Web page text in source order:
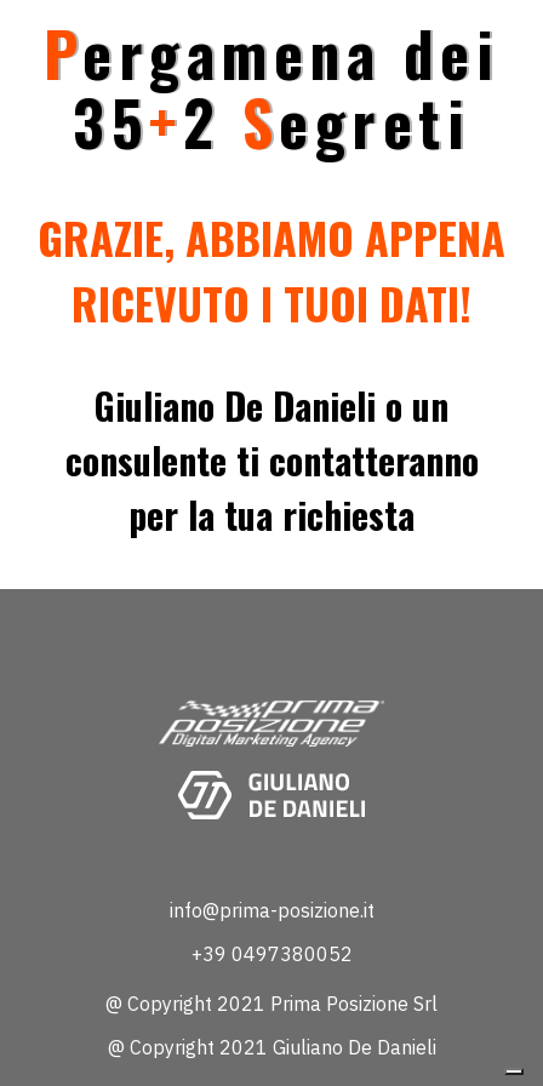
Pergamena dei
35+2 Segreti
GRAZIE, ABBIAMO APPENA
RICEVUTO I TUOI DATI!
Giuliano De Danieli o un
consulente ti contatteranno
per la tua richiesta
info@prima-posizione.it
+39 0497380052
@ Copyright 2021 Prima Posizione Srl
@ Copyright 2021 Giuliano De Danieli